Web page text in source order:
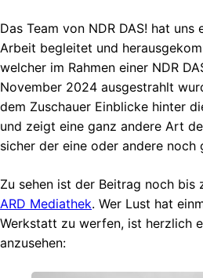
Das Team von NDR DAS! hat uns
Arbeit begleitet und
welcher im Rahmen einer NDR
November 2024 ausgestrahlt
dem Zuschauer Einblicke hinter
und zeigt eine ganz andere Art
sicher der eine oder andere
Zu sehen ist der Beitrag noch
ARD Mediathek. Wer Lust hat
Werkstatt zu werfen, ist herzlich
anzusehen: